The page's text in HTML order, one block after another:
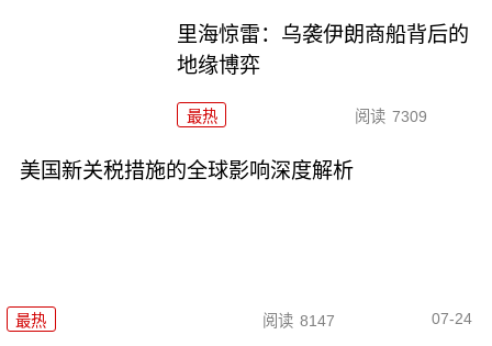
里海惊雷：乌袭伊朗商船背后的
地缘博弈
最热 阅读 7309
美国新关税措施的全球影响深度解析
最热 阅读 8147 07-24